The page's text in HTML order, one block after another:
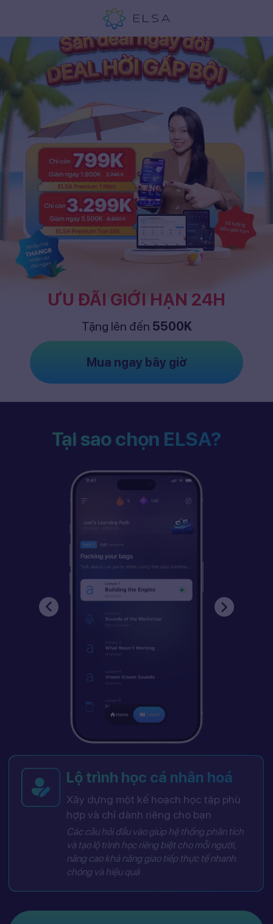
ƯU ĐÃI GIỚI HẠN 24H
Tặng lên đến 5500K
Mua ngay bây giờ
Tại sao chọn ELSA?
Lộ trình học cá nhân hoá
Xây dựng một kế hoạch học tập phù
hợp và chỉ dành riêng cho bạn
Các câu hỏi đầu vào giúp hệ thống phân tích
và tạo lộ trình học riêng biệt cho mỗi người,
nâng cao khả năng giao tiếp thực tế nhanh
chóng và hiệu quả